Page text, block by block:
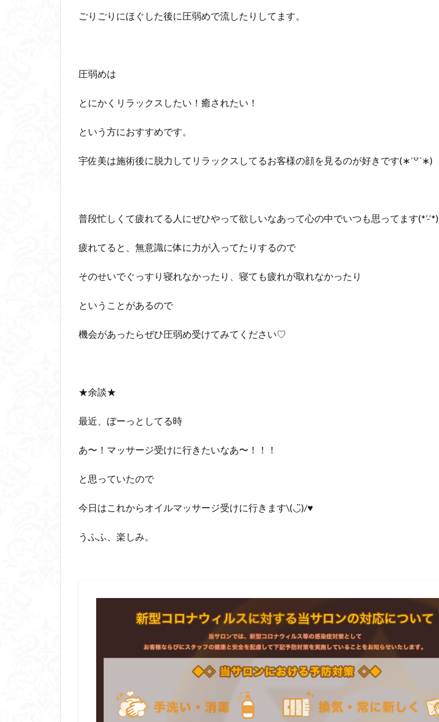
ごりごりにほぐした後に圧弱めで流したりしてます。
圧弱めは
とにかくリラックスしたい！癒されたい！
という方におすすめです。
宇佐美は施術後に脱力してリラックスしてるお客様の顔を見るのが好きです(∗ˊ꒵ˋ∗)
普段忙しくて疲れてる人にぜひやって欲しいなあって心の中でいつも思ってます(*’-‘*)
疲れてると、無意識に体に力が入ってたりするので
そのせいでぐっすり寝れなかったり、寝ても疲れが取れなかったり
ということがあるので
機会があったらぜひ圧弱め受けてみてください♡
★余談★
最近、ぼーっとしてる時
あ〜！マッサージ受けに行きたいなあ〜！！！
と思っていたので
今日はこれからオイルマッサージ受けに行きます\(◡̈)/♥︎
うふふ、楽しみ。